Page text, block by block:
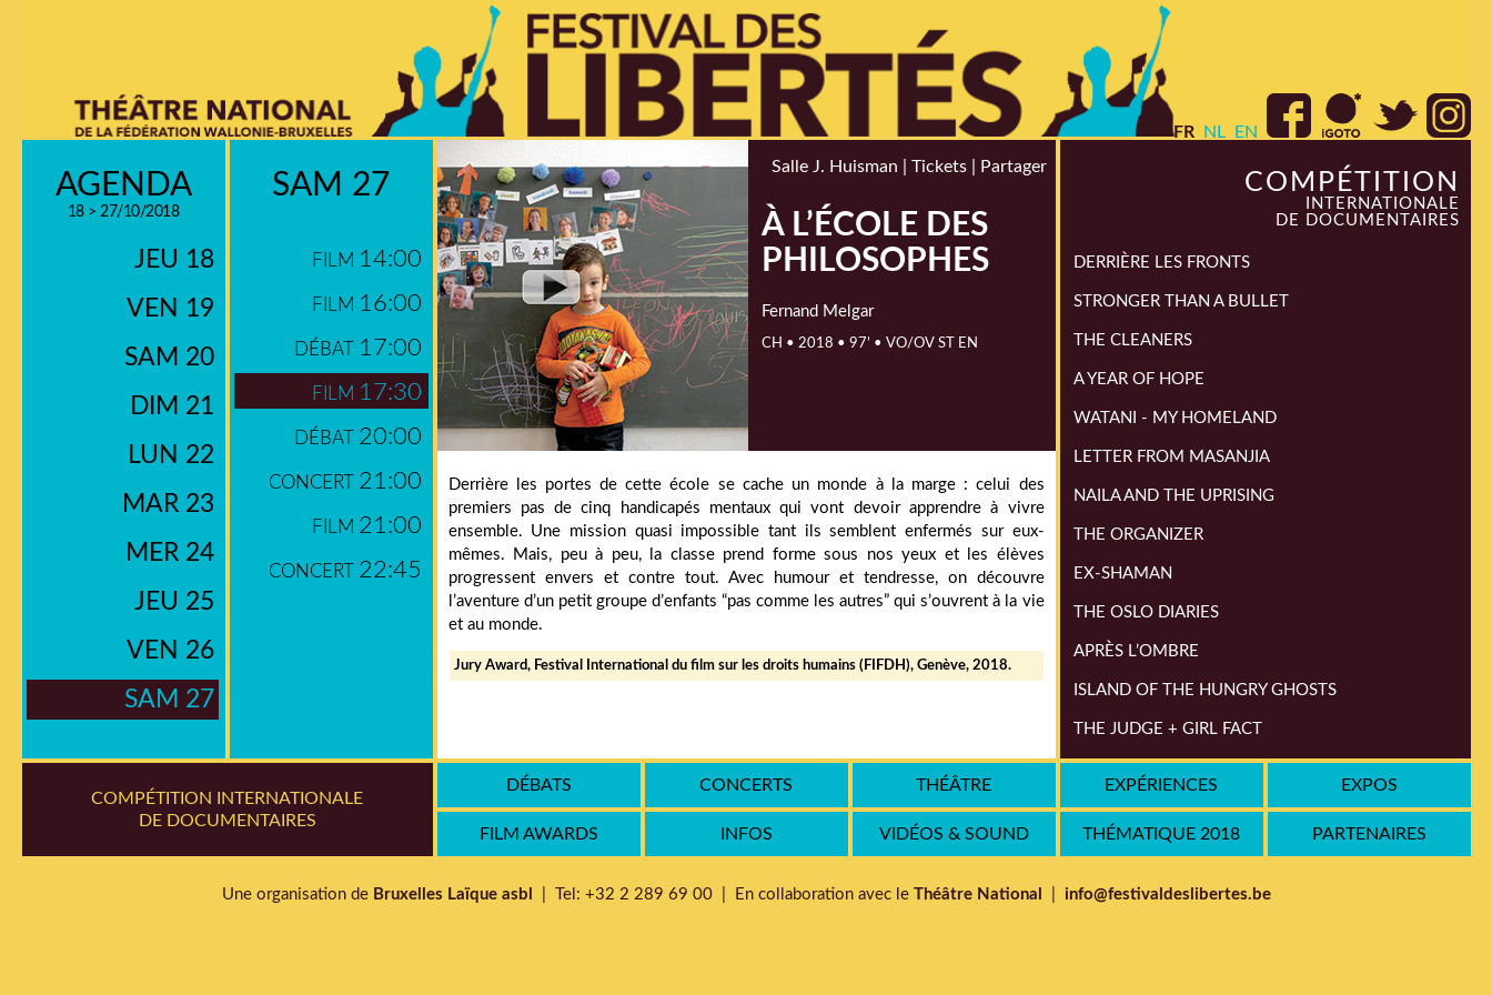
FR NL EN
AGENDA
18 > 27/10/2018
JEU 18
VEN 19
SAM 20
DIM 21
LUN 22
MAR 23
MER 24
JEU 25
VEN 26
SAM 27
SAM 27
FILM 14:00
FILM 16:00
DÉBAT 17:00
FILM 17:30
DÉBAT 20:00
CONCERT 21:00
FILM 21:00
CONCERT 22:45
Salle J. Huisman | Tickets | Partager
À L’ÉCOLE DES
PHILOSOPHES
Fernand Melgar
CH • 2018 • 97’ • VO/OV ST EN
Derrière les portes de cette école se cache un monde à la marge : celui des
premiers pas de cinq handicapés mentaux qui vont devoir apprendre à vivre
ensemble. Une mission quasi impossible tant ils semblent enfermés sur eux-
mêmes. Mais, peu à peu, la classe prend forme sous nos yeux et les élèves
progressent envers et contre tout. Avec humour et tendresse, on découvre
l’aventure d’un petit groupe d’enfants “pas comme les autres” qui s’ouvrent à la vie
et au monde.
Jury Award, Festival International du film sur les droits humains (FIFDH), Genève, 2018.
COMPÉTITION
INTERNATIONALE
DE DOCUMENTAIRES
DERRIÈRE LES FRONTS
STRONGER THAN A BULLET
THE CLEANERS
A YEAR OF HOPE
WATANI - MY HOMELAND
LETTER FROM MASANJIA
NAILA AND THE UPRISING
THE ORGANIZER
EX-SHAMAN
THE OSLO DIARIES
APRÈS L’OMBRE
ISLAND OF THE HUNGRY GHOSTS
THE JUDGE + GIRL FACT
THE VENERABLE W.
STRANGER IN PARADISE
THIS IS CONGO
RECRUITING FOR JIHAD
COMPÉTITION INTERNATIONALE
DE DOCUMENTAIRES
DÉBATS CONCERTS THÉÂTRE EXPOS
VIDÉOS & SOUND
INFOS THÉMATIQUE 2018
FILM AWARDS PARTENAIRES
EXPÉRIENCES
Une organisation de Bruxelles Laïque asbl | Tel: +32 2 289 69 00 | En collaboration avec le Théâtre National info@festivaldeslibertes.be